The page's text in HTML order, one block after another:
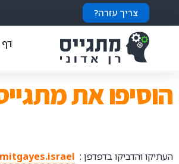
צריך עזרה?
הוסיפו את
העתיקו והדביקו בדפדפן :